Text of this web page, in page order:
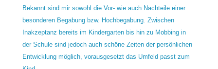
Bekannt sind mir sowohl die Vor- wie auch Nachteile einer
besonderen Begabung bzw. Hochbegabung. Zwischen
Inakzeptanz bereits im Kindergarten bis hin zu Mobbing in
der Schule sind jedoch auch schöne Zeiten der persönlichen
Entwicklung möglich, vorausgesetzt das Umfeld passt zum